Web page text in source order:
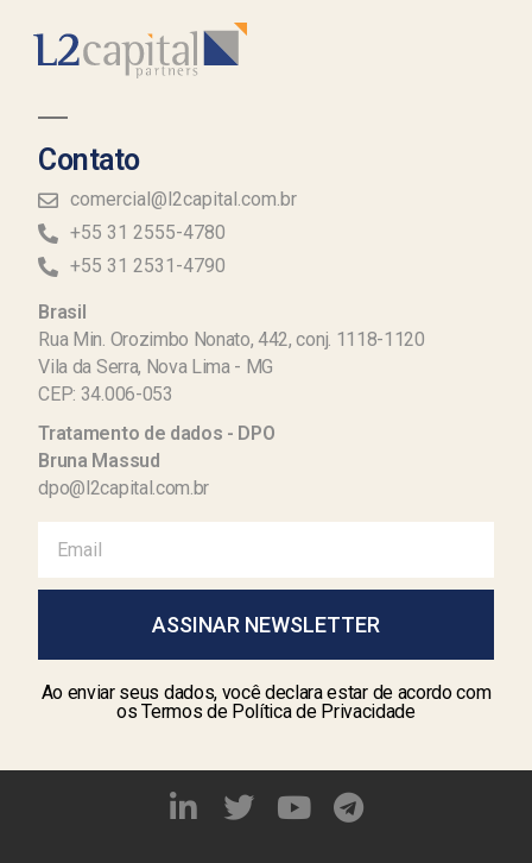
Contato
comercial@l2capital.com.br
+55 31 2555-4780
+55 31 2531-4790
Brasil
Rua Min. Orozimbo Nonato, 442, conj. 1118-1120
Vila da Serra, Nova Lima - MG
CEP: 34.006-053
Tratamento de dados - DPO
Bruna Massud
dpo@l2capital.com.br
ASSINAR NEWSLETTER
Ao enviar seus dados, você declara estar de acordo com
os Termos de Política de Privacidade